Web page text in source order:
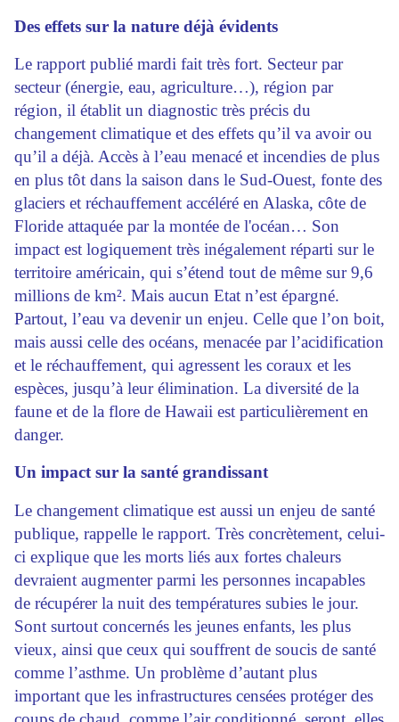
Des effets sur la nature déjà évidents
Le rapport publié mardi fait très fort. Secteur par
secteur (énergie, eau, agriculture…), région par
région, il établit un diagnostic très précis du
changement climatique et des effets qu’il va avoir ou
qu’il a déjà. Accès à l’eau menacé et incendies de plus
en plus tôt dans la saison dans le Sud-Ouest, fonte des
glaciers et réchauffement accéléré en Alaska, côte de
Floride attaquée par la montée de l'océan… Son
impact est logiquement très inégalement réparti sur le
territoire américain, qui s’étend tout de même sur 9,6
millions de km². Mais aucun Etat n’est épargné.
Partout, l’eau va devenir un enjeu. Celle que l’on boit,
mais aussi celle des océans, menacée par l’acidification
et le réchauffement, qui agressent les coraux et les
espèces, jusqu’à leur élimination. La diversité de la
faune et de la flore de Hawaii est particulièrement en
danger.
Un impact sur la santé grandissant
Le changement climatique est aussi un enjeu de santé
publique, rappelle le rapport. Très concrètement, celui-
ci explique que les morts liés aux fortes chaleurs
devraient augmenter parmi les personnes incapables
de récupérer la nuit des températures subies le jour.
Sont surtout concernés les jeunes enfants, les plus
vieux, ainsi que ceux qui souffrent de soucis de santé
comme l’asthme. Un problème d’autant plus
important que les infrastructures censées protéger des